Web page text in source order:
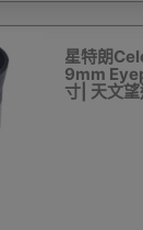
星特朗
9mm
寸| 天文